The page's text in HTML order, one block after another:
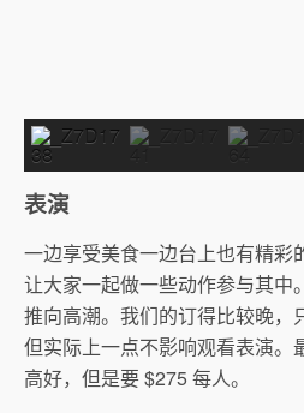
表演
一边享受美食一边台上也有精彩
让大家一起做一些动作参与其中
推向高潮。我们的订得比较晚，
但实际上一点不影响观看表演。
高好，但是要 $275 每人。